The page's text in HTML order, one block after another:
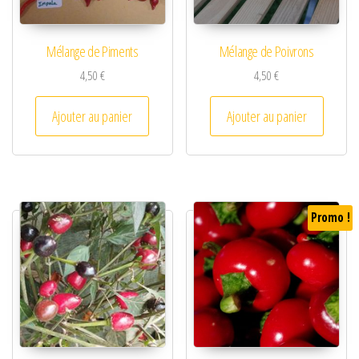
Mélange de Piments
4,50€
Ajouter au panier
Mélange de Poivrons
4,50€
Ajouter au panier
Promo !